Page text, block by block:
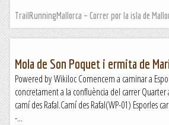
TrailRunningMallorca – Correr por la isla de
Mola de Son Poquet i ermita de
Powered by Wikiloc Comencem a caminar a
concretament a la confluència del carrer Quarter
camí des Rafal.Camí des Rafal(WP-01) Esporles
-...